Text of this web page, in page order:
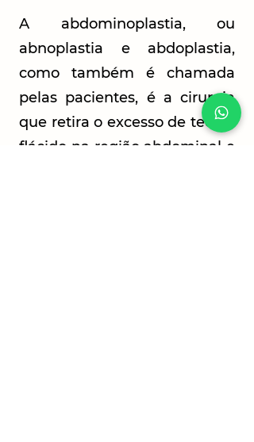
A abdominoplastia, ou
abnoplastia e abdoplastia,
como também é chamada
pelas pacientes, é a cirurgia
que retira o excesso de tecido
flácido na região abdominal e